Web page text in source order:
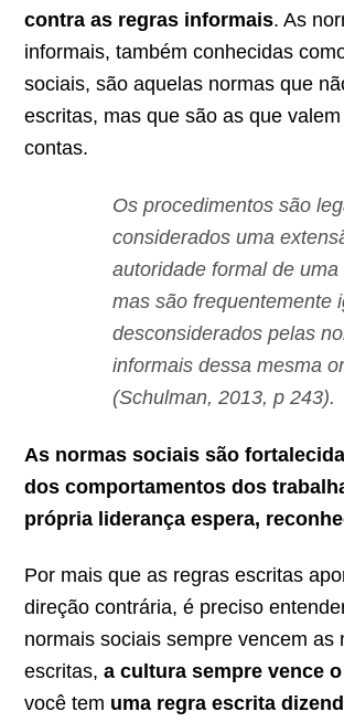
contra as regras informais. As
informais, também conhecidas
sociais, são aquelas normas que
escritas, mas que são as que
contas.
Os procedimentos são
considerados uma
autoridade formal de uma
mas são frequentemente
desconsiderados pelas
informais dessa mesma
(Schulman, 2013, p 243).
As normas sociais são
dos comportamentos dos
própria liderança espera,
Por mais que as regras escritas
direção contrária, é preciso
normais sociais sempre vencem as
escritas,a cultura sempre vence o
você tem uma regra escrita